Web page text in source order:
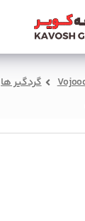
گردگیر ها